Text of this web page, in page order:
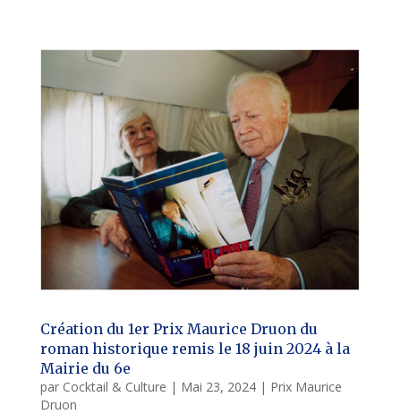
Création du 1er Prix Maurice Druon du
roman historique remis le 18 juin 2024 à la
Mairie du 6e
par Cocktail & Culture | Mai 23, 2024| Prix Maurice
Druon